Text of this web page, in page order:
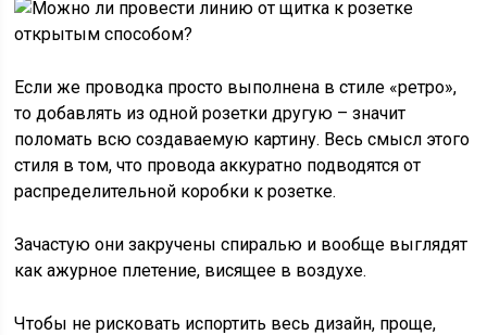
Если же проводка просто выполнена в стиле «ретро»,
то добавлять из одной розетки другую – значит
поломать всю создаваемую картину. Весь смысл этого
стиля в том, что провода аккуратно подводятся от
распределительной коробки к розетке.
Зачастую они закручены спиралью и вообще выглядят
как ажурное плетение, висящее в воздухе.
Чтобы не рисковать испортить весь дизайн, проще,